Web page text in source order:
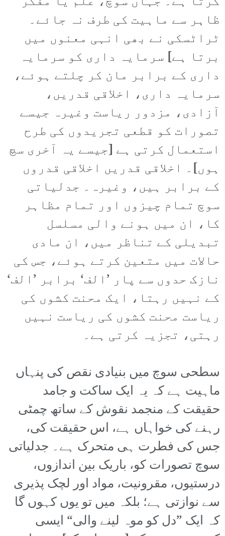
ظاہر سے ماہیت کی طرف نہ جائے۔
ٹراٹسکی نے بھی انہی معنوں میں
برتا ہے] سرمایہ داری کو سرمایہ
داری کے برابر مان کر چلتے ہوئے،
سرمایہ داری، اخلاقی قدریں،
آزادی، مزدور ریاست وغیرہ جیسے
تصورات کو قطعی تجریدوں کی طرح
استعمال کرتی ہے [جیسے یہ آخری سچ
ہوں]۔ اخلاقی قدریں اخلاقی قدروں
کے برابر ہیں، وغیرہ۔ جدلیاتی
سوچ تمام چیزوں اور تمام مظاہر
کا، ان میں ہونے والی مسلسل
تبدیلی کے تناظر میں، ان مادی
حالات میں متعین کرتے ہوئے، جس کی
نازک حدوں سے پار ’الف‘ برابر ’الف‘
کے نہیں رہتا، ایک محنت کشوں کی
ریاست محنت کشوں کی ریاست نہیں
رہتی، تجزیہ کرتی ہے۔
سطحی سوچ میں بنیادی نقص کی پنہاں
ماہیت ہے کہ یہ ایک ساکت و جامد
حقیقت کے منجمد نقوش کے ساتھ چمٹی
رہنے کی خواہاں ہے، اس حقیقت کی،
جس کی فطرت ہی متحرک ہے۔ جدلیاتی
سوچ تصورات کو، باریک بین اندازوں،
درستیوں، مقرونیت، مواد اور لچک پذیری
سے نوازتی ہے؛ بلکہ میں تو یوں کہوں گا
کہ ایک ”دل کو موہ لینے والی“ ایسی